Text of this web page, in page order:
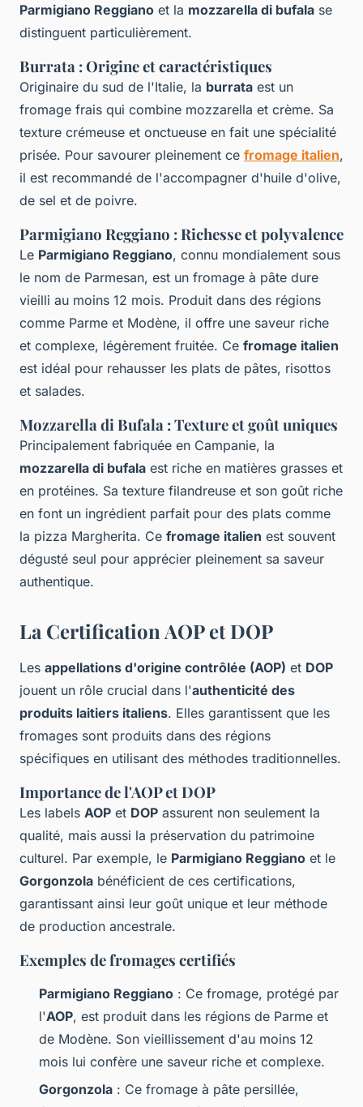
Parmigiano Reggiano et la mozzarella di bufala se
distinguent particulièrement.
Burrata : Origine et caractéristiques
Originaire du sud de l'Italie, la burrata est un
fromage frais qui combine mozzarella et crème. Sa
texture crémeuse et onctueuse en fait une spécialité
prisée. Pour savourer pleinement ce fromage italien,
il est recommandé de l'accompagner d'huile d'olive,
de sel et de poivre.
Parmigiano Reggiano : Richesse et polyvalence
Le Parmigiano Reggiano, connu mondialement sous
le nom de Parmesan, est un fromage à pâte dure
vieilli au moins 12 mois. Produit dans des régions
comme Parme et Modène, il offre une saveur riche
et complexe, légèrement fruitée. Ce fromage italien
est idéal pour rehausser les plats de pâtes, risottos
et salades.
Mozzarella di Bufala : Texture et goût uniques
Principalement fabriquée en Campanie, la
mozzarella di bufala est riche en matières grasses et
en protéines. Sa texture filandreuse et son goût riche
en font un ingrédient parfait pour des plats comme
la pizza Margherita. Ce fromage italien est souvent
dégusté seul pour apprécier pleinement sa saveur
authentique.
La Certification AOP et DOP
Les appellations d'origine contrôlée (AOP) et DOP
jouent un rôle crucial dans l'authenticité des
produits laitiers italiens. Elles garantissent que les
fromages sont produits dans des régions
spécifiques en utilisant des méthodes traditionnelles.
Importance de l'AOP et DOP
Les labels AOP et DOP assurent non seulement la
qualité, mais aussi la préservation du patrimoine
culturel. Par exemple, le Parmigiano Reggiano et le
Gorgonzola bénéficient de ces certifications,
garantissant ainsi leur goût unique et leur méthode
de production ancestrale.
Exemples de fromages certifiés
Parmigiano Reggiano : Ce fromage, protégé par
l'AOP, est produit dans les régions de Parme et
de Modène. Son vieillissement d'au moins 12
mois lui confère une saveur riche et complexe.
Gorgonzola : Ce fromage à pâte persillée,